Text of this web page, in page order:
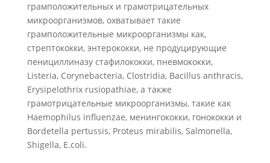
грамположительных и грамотрицательных
микроорганизмов, охватывает такие
грамположительные микроорганизмы как,
стрептококки, энтерококки, не продуцирующие
пенициллиназу стафилококки, пневмококки,
Listeria, Corynebacteria, Clostridia, Bacillus anthracis,
Erysipelothrix rusiopathiae, а также
грамотрицательные микроорганизмы, такие как
Haemophilus influenzae, менингококки, гонококки и
Bordetella pertussis, Proteus mirabilis, Salmonella,
Shigella, E.coli.